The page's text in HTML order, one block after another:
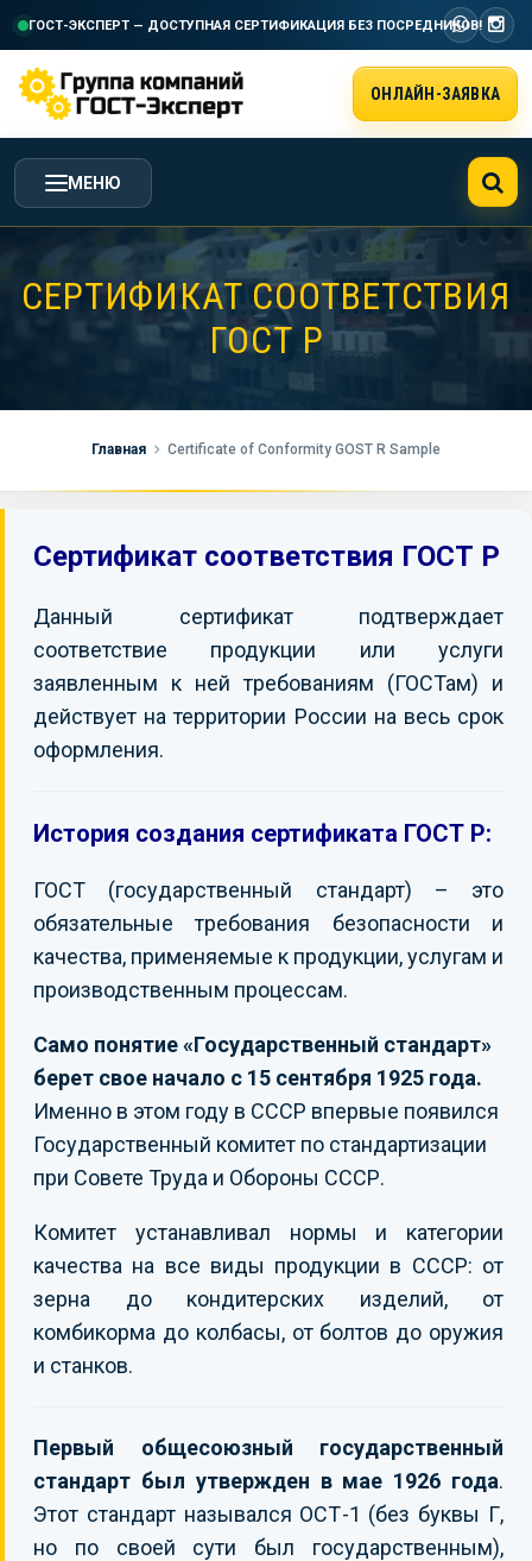
ГОСТ-ЭКСПЕРТ — ДОСТУПНАЯ СЕРТИФИКАЦИЯ БЕЗ ПОСРЕДНИКОВ!
ОНЛАЙН-ЗАЯВКА
МЕНЮ
ГЛАВНАЯ
УСЛУГИ ГК ГОСТ-ЭКСПЕРТ
СТОИМОСТЬ РАБОТ
НАША КОМПАНИЯ
КОНТАКТЫ
СЕРТИФИКАТ СООТВЕТСТВИЯ
ГОСТ Р
Главная Certificate of Conformity GOST R Sample
Сертификат соответствия ГОСТ Р
Данный сертификат подтверждает
соответствие продукции или услуги
заявленным к ней требованиям (ГОСТам) и
действует на территории России на весь срок
оформления.
История создания сертификата ГОСТ Р:
ГОСТ (государственный стандарт) – это
обязательные требования безопасности и
качества, применяемые к продукции, услугам и
производственным процессам.
Само понятие «Государственный стандарт»
берет свое начало с 15 сентября 1925 года.
Именно в этом году в СССР впервые появился
Государственный комитет по стандартизации
при Совете Труда и Обороны СССР.
Комитет устанавливал нормы и категории
качества на все виды продукции в СССР: от
зерна до кондитерских изделий, от
комбикорма до колбасы, от болтов до оружия
и станков.
Первый общесоюзный государственный
стандарт был утвержден в мае 1926 года.
Этот стандарт назывался ОСТ-1 (без буквы Г,
но по своей сути был государственным),